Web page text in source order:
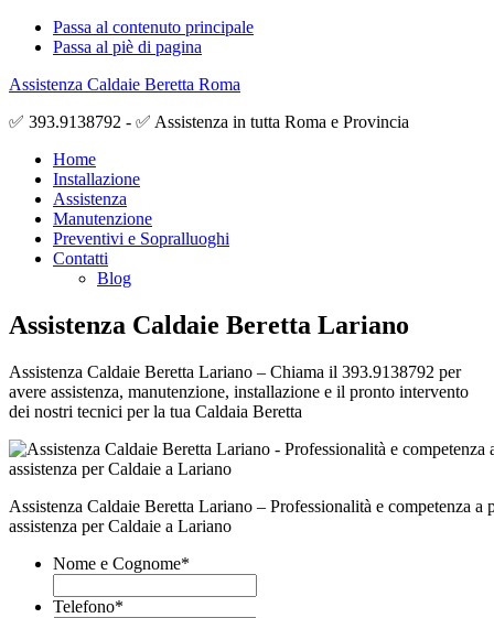
Passa al contenuto principale
Passa al piè di pagina
Assistenza Caldaie Beretta Roma
✅ 393.9138792 - ✅ Assistenza in tutta Roma e Provincia
Home
Installazione
Assistenza
Manutenzione
Preventivi e Sopralluoghi
Contatti
Blog
Assistenza Caldaie Beretta Lariano
Assistenza Caldaie Beretta Lariano – Chiama il 393.9138792 per
avere assistenza, manutenzione, installazione e il pronto intervento
dei nostri tecnici per la tua Caldaia Beretta
Assistenza Caldaie Beretta Lariano – Professionalità e competenza a
assistenza per Caldaie a Lariano
Nome e Cognome*
Telefono*